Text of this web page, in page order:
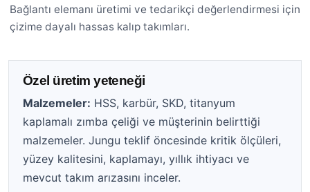
Bağlantı elemanı üretimi ve tedarikçi değerlendirmesi için
çizime dayalı hassas kalıp takımları.
Özel üretim yeteneği
Malzemeler: HSS, karbür, SKD, titanyum
kaplamalı zımba çeliği ve müşterinin belirttiği
malzemeler. Jungu teklif öncesinde kritik ölçüleri,
yüzey kalitesini, kaplamayı, yıllık ihtiyacı ve
mevcut takım arızasını inceler.